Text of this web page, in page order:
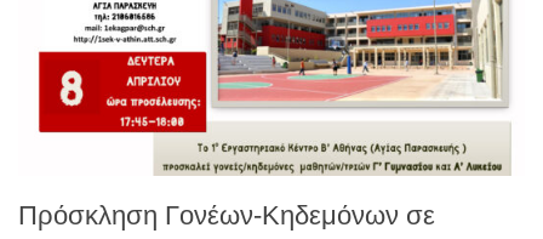
Πρόσκληση Γονέων-Κηδεμόνων σε